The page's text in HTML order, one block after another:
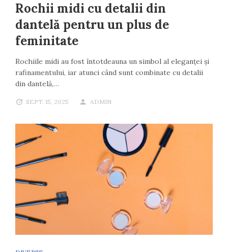
Rochii midi cu detalii din
dantelă pentru un plus de
feminitate
Rochiile midi au fost întotdeauna un simbol al eleganței și
rafinamentului, iar atunci când sunt combinate cu detalii
din dantelă,…
SEPT. 15, 2025 ADMIN